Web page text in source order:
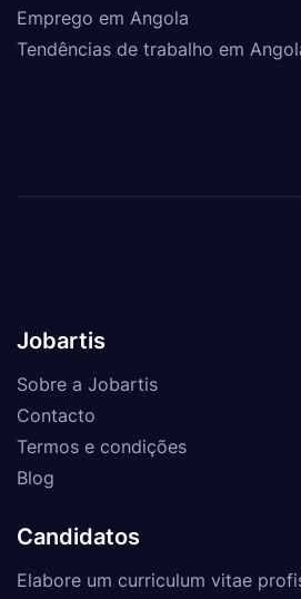
Emprego em Angola
Tendências de trabalho em
Jobartis
Sobre a Jobartis
Contacto
Termos e condições
Blog
Candidatos
Elabore um curriculum vitae